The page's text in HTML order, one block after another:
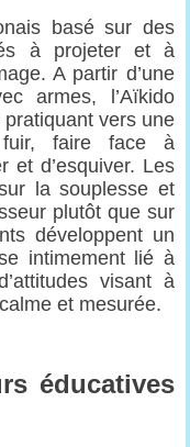
basé sur des
à projeter et à
A partir d’une
armes, l’Aïkido
pratiquant vers une
faire face à
et d’esquiver. Les
la souplesse et
plutôt que sur
développent un
intimement lié à
visant à
et mesurée.
éducatives